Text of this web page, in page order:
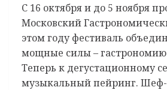
С 16 октября и до 5 ноября
Московский
этом году фестиваль
мощные силы –
Теперь к дегустационному
музыкальный пейринг. Шеф-